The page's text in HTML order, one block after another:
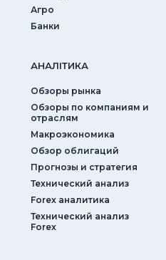
Агро
Банки
АНАЛIТИКА
Обзоры рынка
Обзоры по компаниям и
отраслям
Макроэкономика
Обзор облигаций
Прогнозы и стратегия
Технический анализ
Forex аналитика
Технический анализ
Forex